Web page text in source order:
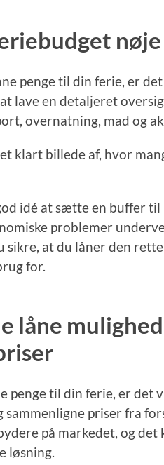
nøje
penge til din ferie, er
lave en detaljeret
overnatning, mad og
klart billede af, hvor
idé at sætte en buffer
problemer
sikre, at du låner den
for.
låne
penge til din ferie, er det
priser fra
på markedet, og
løsning.